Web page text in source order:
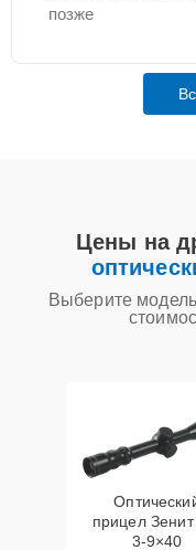
позже
Цены на
Выберите
прицел
3-9×40